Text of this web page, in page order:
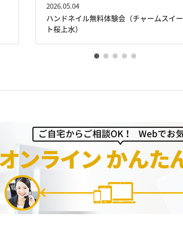
2026.05.04
ハンドネイル無料体験会（チャームスイー
ト桜上水）